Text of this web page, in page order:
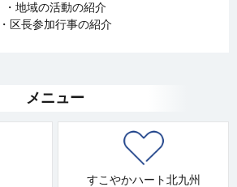
・地域の活動の紹介
・区長参加行事の紹介
メニュー
すこやかハート北九州